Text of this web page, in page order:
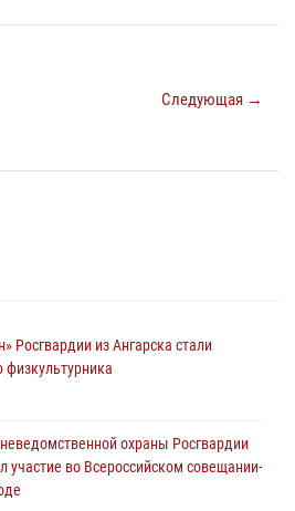
Следующая →
Росгвардии из Ангарска стали
охраны Росгвардии
участие во Всероссийском совещании-